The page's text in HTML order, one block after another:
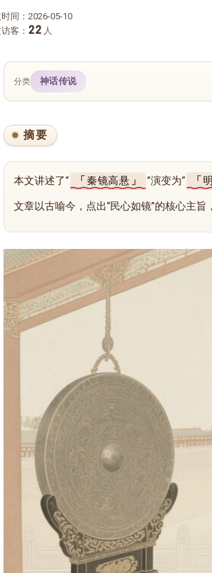
间：2026-05-10
客： 22 人
分类 神话传说
摘要
本文讲述了“ 秦镜高悬 ”演变为“
文章以古喻今，点出“民心如镜”的核心主旨